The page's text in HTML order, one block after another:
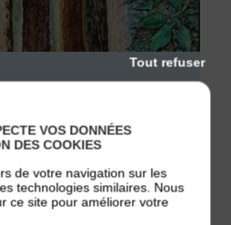
VOS DONNÉES
DES COOKIES
de votre navigation sur les
technologies similaires. Nous
ce site pour améliorer votre
Tout refuser